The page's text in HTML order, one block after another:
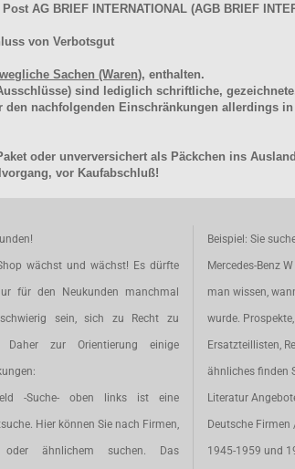
AG BRIEF INTERNATIONAL (AGB BRIEF
von Verbotsgut
Sachen (Waren), enthalten.
sind lediglich schriftliche,
nachfolgenden Einschränkungen allerdings in
oder unverversichert als Päckchen ins
vor Kaufabschluß!
wächst und wächst! Es dürfte
für den Neukunden manchmal
sein, sich zu Recht zu
Daher zur Orientierung einige
-Suche- oben links ist eine
Hier können Sie nach Firmen,
oder ähnlichem suchen. Das
Beispiel: Sie
Mercedes-Benz
man wissen,
wurde.
Ersatzteillisten,
ähnliches finden
Literatur
Deutsche Firmen
1945-1959 und